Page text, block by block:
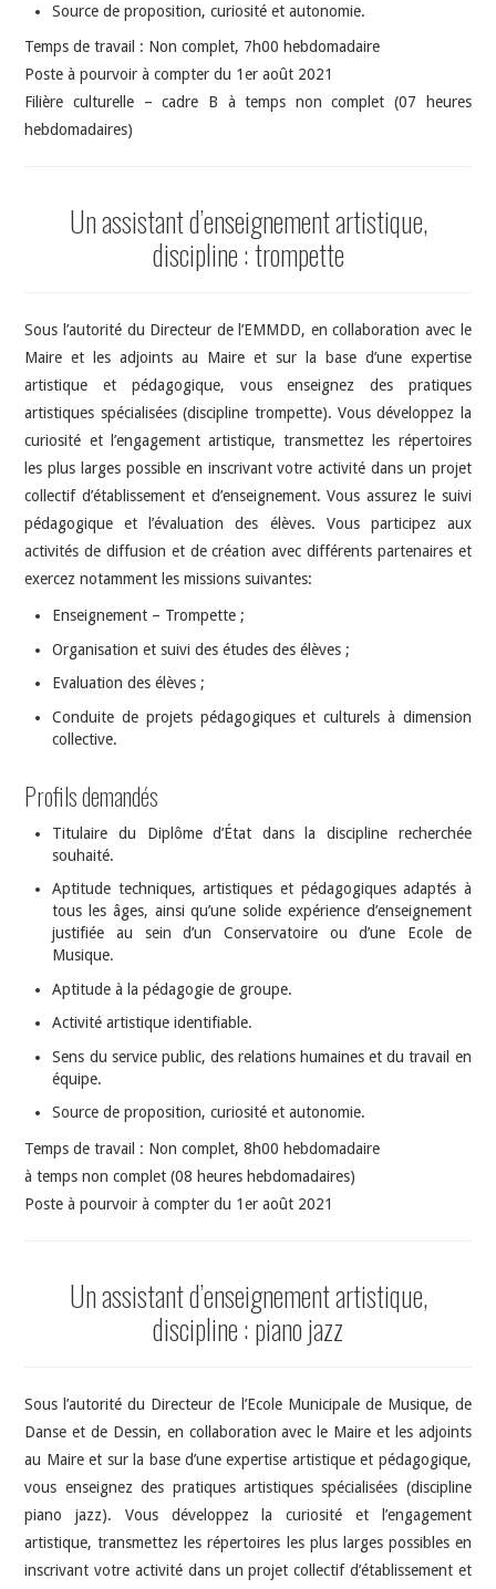
Source de proposition, curiosité et autonomie.
Temps de travail : Non complet, 7h00 hebdomadaire
Poste à pourvoir à compter du 1er août 2021
Filière culturelle – cadre B à temps non complet (07 heures
hebdomadaires)
Un assistant d’enseignement artistique,
discipline : trompette
Sous l’autorité du Directeur de l’EMMDD, en collaboration avec le
Maire et les adjoints au Maire et sur la base d’une expertise
artistique et pédagogique, vous enseignez des pratiques
artistiques spécialisées (discipline trompette). Vous développez la
curiosité et l’engagement artistique, transmettez les répertoires
les plus larges possible en inscrivant votre activité dans un projet
collectif d’établissement et d’enseignement. Vous assurez le suivi
pédagogique et l’évaluation des élèves. Vous participez aux
activités de diffusion et de création avec différents partenaires et
exercez notamment les missions suivantes:
Enseignement – Trompette ;
Organisation et suivi des études des élèves ;
Evaluation des élèves ;
Conduite de projets pédagogiques et culturels à dimension
collective.
Profils demandés
Titulaire du Diplôme d’État dans la discipline recherchée
souhaité.
Aptitude techniques, artistiques et pédagogiques adaptés à
tous les âges, ainsi qu’une solide expérience d’enseignement
justifiée au sein d’un Conservatoire ou d’une Ecole de
Musique.
Aptitude à la pédagogie de groupe.
Activité artistique identifiable.
Sens du service public, des relations humaines et du travail en
équipe.
Source de proposition, curiosité et autonomie.
Temps de travail : Non complet, 8h00 hebdomadaire
à temps non complet (08 heures hebdomadaires)
Poste à pourvoir à compter du 1er août 2021
Un assistant d’enseignement artistique,
discipline : piano jazz
Sous l’autorité du Directeur de l’Ecole Municipale de Musique, de
Danse et de Dessin, en collaboration avec le Maire et les adjoints
au Maire et sur la base d’une expertise artistique et pédagogique,
vous enseignez des pratiques artistiques spécialisées (discipline
piano jazz). Vous développez la curiosité et l’engagement
artistique, transmettez les répertoires les plus larges possibles en
inscrivant votre activité dans un projet collectif d’établissement et